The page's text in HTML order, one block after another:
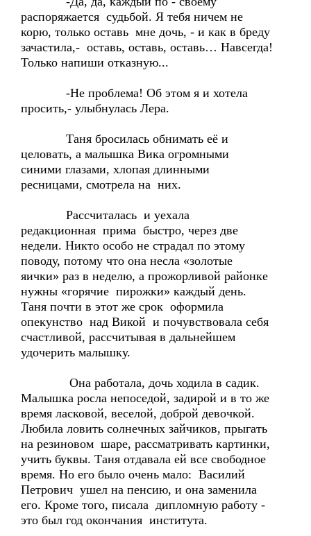
распоряжается судьбой. Я тебя ничем не
корю, только оставь мне дочь, - и как в бреду
зачастила,- оставь, оставь, оставь… Навсегда!
Только напиши отказную...
-Не проблема! Об этом я и хотела
просить,- улыбнулась Лера.
Таня бросилась обнимать её и
целовать, а малышка Вика огромными
синими глазами, хлопая длинными
ресницами, смотрела на них.
Рассчиталась и уехала
редакционная прима быстро, через две
недели. Никто особо не страдал по этому
поводу, потому что она несла «золотые
яички» раз в неделю, а прожорливой районке
нужны «горячие пирожки» каждый день.
Таня почти в этот же срок оформила
опекунство над Викой и почувствовала себя
счастливой, рассчитывая в дальнейшем
удочерить малышку.
Она работала, дочь ходила в садик.
Малышка росла непоседой, задирой и в то же
время ласковой, веселой, доброй девочкой.
Любила ловить солнечных зайчиков, прыгать
на резиновом шаре, рассматривать картинки,
учить буквы. Таня отдавала ей все свободное
время. Но его было очень мало: Василий
Петрович ушел на пенсию, и она заменила
его. Кроме того, писала дипломную работу -
это был год окончания института.